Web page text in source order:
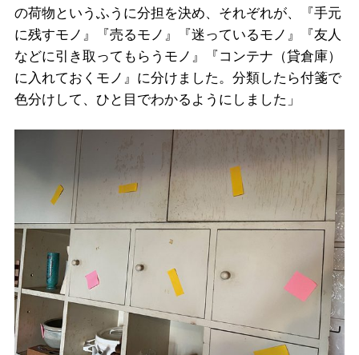
の荷物というふうに分担を決め、それぞれが、『手元
に残すモノ』『売るモノ』『迷っているモノ』『友人
などに引き取ってもらうモノ』『コンテナ（貸倉庫）
に入れておくモノ』に分けました。分類したら付箋で
色分けして、ひと目でわかるようにしました」